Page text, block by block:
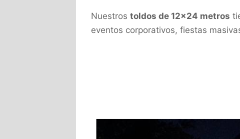
Nuestros toldos de 12×24 metros
eventos corporativos, fiestas